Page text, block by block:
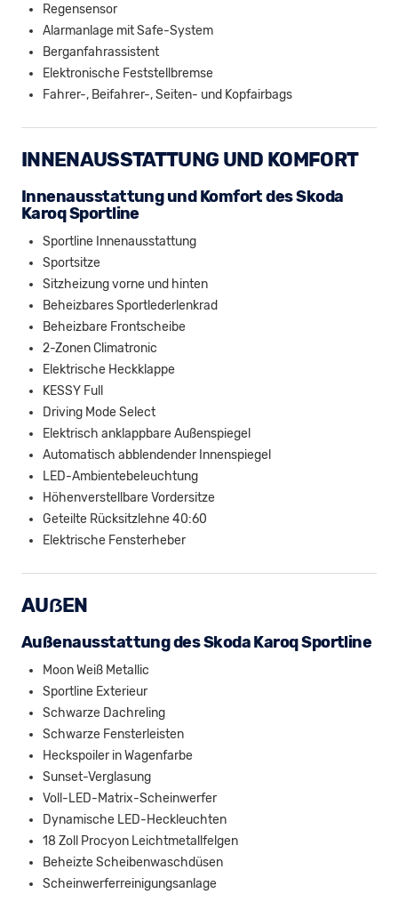
Regensensor
Alarmanlage mit Safe-System
Berganfahrassistent
Elektronische Feststellbremse
Fahrer-, Beifahrer-, Seiten- und Kopfairbags
INNENAUSSTATTUNG UND KOMFORT
Innenausstattung und Komfort des Skoda
Karoq Sportline
Sportline Innenausstattung
Sportsitze
Sitzheizung vorne und hinten
Beheizbares Sportlederlenkrad
Beheizbare Frontscheibe
2-Zonen Climatronic
Elektrische Heckklappe
KESSY Full
Driving Mode Select
Elektrisch anklappbare Außenspiegel
Automatisch abblendender Innenspiegel
LED-Ambientebeleuchtung
Höhenverstellbare Vordersitze
Geteilte Rücksitzlehne 40:60
Elektrische Fensterheber
AUẞEN
Außenausstattung des Skoda Karoq Sportline
Moon Weiß Metallic
Sportline Exterieur
Schwarze Dachreling
Schwarze Fensterleisten
Heckspoiler in Wagenfarbe
Sunset-Verglasung
Voll-LED-Matrix-Scheinwerfer
Dynamische LED-Heckleuchten
18 Zoll Procyon Leichtmetallfelgen
Beheizte Scheibenwaschdüsen
Scheinwerferreinigungsanlage